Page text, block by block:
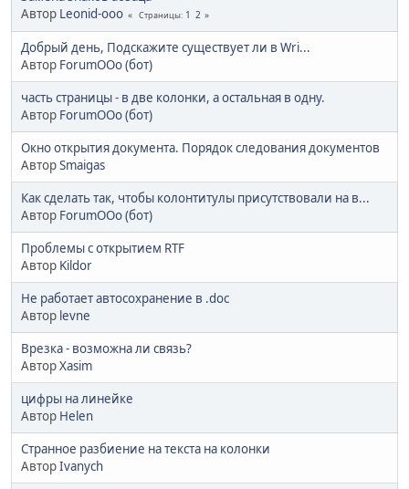
Автор Leonid-ooo Страницы 1 2
Добрый день, Подскажите существует ли в Wri...
Автор ForumOOo (бот)
часть страницы - в две колонки, а остальная в одну.
Автор ForumOOo (бот)
Окно открытия документа. Порядок следования документов
АвторSmaigas
Как сделать так, чтобы колонтитулы присутствовали на в...
Автор ForumOOo (бот)
Проблемы с открытием RTF
Автор Kildor
Не работает автосохранение в .doc
Автор levne
Врезка - возможна ли связь?
АвторXasim
цифры на линейке
Автор Helen
Странное разбиение на текста на колонки
АвторIvanych